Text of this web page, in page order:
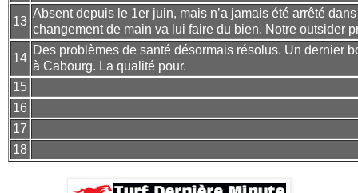
13
Absent depuis le 1er juin, mais n’a jamais été arrêté
changement de main va lui faire du bien. Notre outsider
14
Des problèmes de santé désormais résolus. Un dernier
à Cabourg. La qualité pour.
15
16
17
18